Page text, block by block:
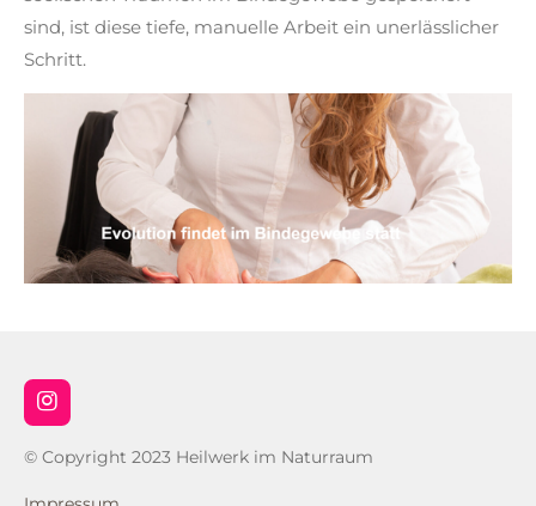
sind, ist diese tiefe, manuelle Arbeit ein unerlässlicher
Schritt.
I
n
s
a
© Copyright 2023 Heilwerk im Naturraum